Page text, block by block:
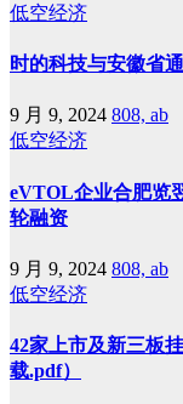
低空经济
时的科技与安徽省
9 月 9, 2024 808, ab
低空经济
eVTOL企业合肥览
轮融资
9 月 9, 2024 808, ab
低空经济
42家上市及新三板
载.pdf）